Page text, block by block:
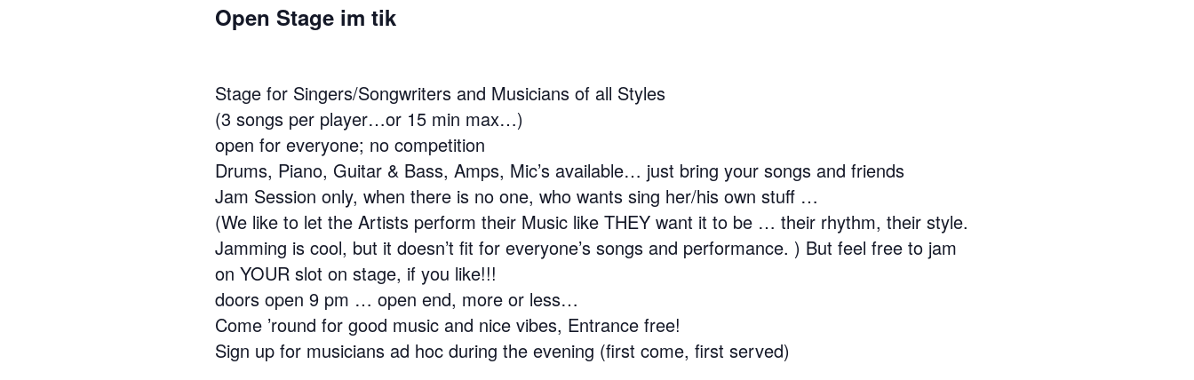
Open Stage im tik
Stage for Singers/Songwriters and Musicians of all Styles
(3 songs per player…or 15 min max…)
open for everyone; no competition
Drums, Piano, Guitar & Bass, Amps, Mic’s available… just bring your songs and friends
Jam Session only, when there is no one, who wants sing her/his own stuff …
(We like to let the Artists perform their Music like THEY want it to be … their rhythm, their style.
Jamming is cool, but it doesn’t fit for everyone’s songs and performance. ) But feel free to jam
on YOUR slot on stage, if you like!!!
doors open 9 pm … open end, more or less…
Come ’round for good music and nice vibes, Entrance free!
Sign up for musicians ad hoc during the evening (first come, first served)